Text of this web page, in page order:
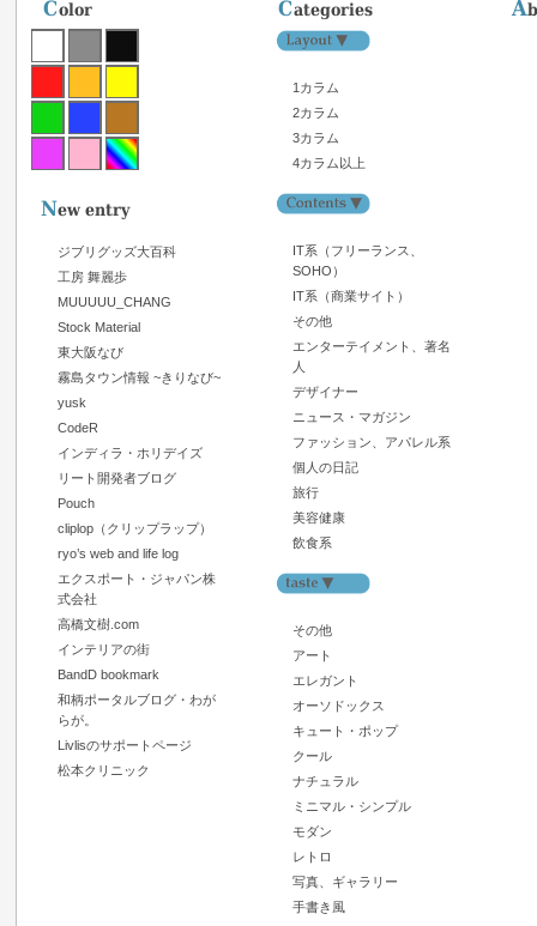
ジブリグッズ大百科
工房 舞麗歩
MUUUUU_CHANG
Stock Material
東大阪なび
霧島タウン情報 ~きりなび~
yusk
CodeR
インディラ・ホリデイズ
リート開発者ブログ
Pouch
cliplop（クリップラップ）
ryo’s web and life log
エクスポート・ジャパン株
式会社
高橋文樹.com
インテリアの街
BandD bookmark
和柄ポータルブログ・わが
らが。
Livlisのサポートページ
松本クリニック
1カラム
2カラム
3カラム
4カラム以上
IT系（フリーランス、
SOHO）
IT系（商業サイト）
その他
エンターテイメント、著名
人
デザイナー
ニュース・マガジン
ファッション、アパレル系
個人の日記
旅行
美容健康
飲食系
その他
アート
エレガント
オーソドックス
キュート・ポップ
クール
ナチュラル
ミニマル・シンプル
モダン
レトロ
写真、ギャラリー
手書き風